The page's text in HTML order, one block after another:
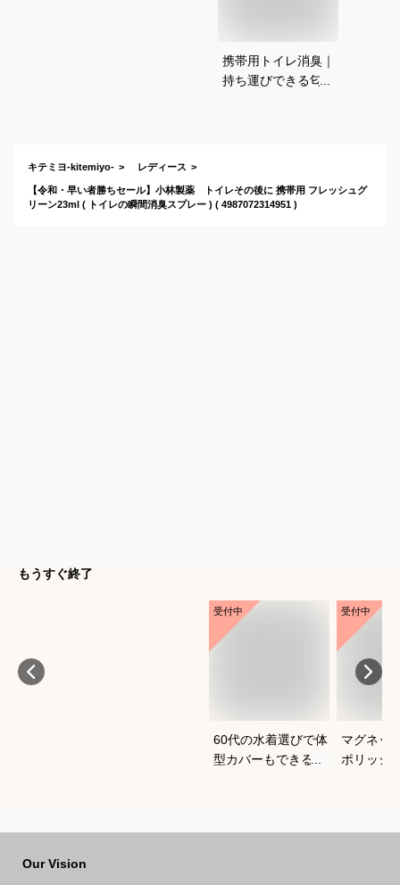
携帯用トイレ消臭｜
持ち運びできる匂い
キテミヨ-kitemiyo- レディース
【令和・早い者勝ちセール】小林製薬 トイレその後に 携帯用 フレッシュグ
リーン23ml ( トイレの瞬間消臭スプレー ) ( 4987072314951 )
もうすぐ終了
受付中
60代の水着選びで体
型カバーもできるお
受付中
マグネッ
ポリッシ
Our Vision